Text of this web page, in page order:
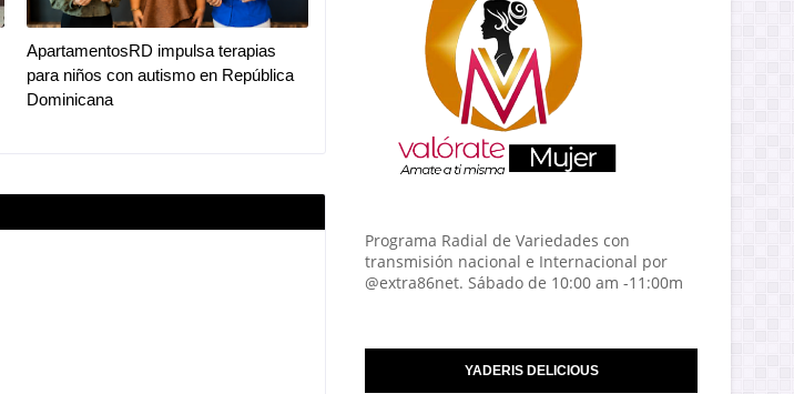
ApartamentosRD impulsa terapias
para niños con autismo en República
Dominicana
Programa Radial de Variedades con
transmisión nacional e Internacional por
@extra86net. Sábado de 10:00 am -11:00m
YADERIS DELICIOUS